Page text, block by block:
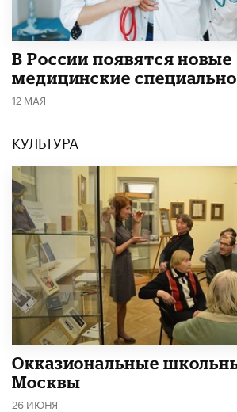
В России появятся новые
медицинские
12 МАЯ
КУЛЬТУРА
​Окказиональные
Москвы
26 ИЮНЯ